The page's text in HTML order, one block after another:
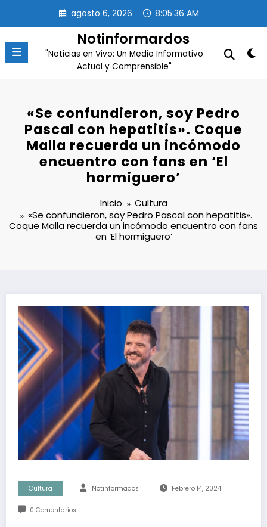
contenido
agosto 6, 2026 8:05:37 AM
Notinformardos
"Noticias en Vivo: Un Medio Informativo
Actual y Comprensible"
«Se confundieron, soy Pedro
Pascal con hepatitis». Coque
Malla recuerda un incómodo
encuentro con fans en ‘El
hormiguero’
Inicio
Cultura
«Se confundieron, soy Pedro Pascal con hepatitis».
Coque Malla recuerda un incómodo encuentro con fans
en ‘El hormiguero’
Cultura Notinformados Febrero 14, 2024
0 Comentarios